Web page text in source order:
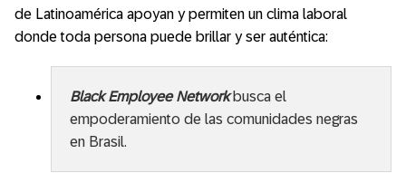
de Latinoamérica apoyan y permiten un clima laboral
donde toda persona puede brillar y ser auténtica:
Black Employee Networkbusca el
empoderamiento de las comunidades negras
en Brasil.